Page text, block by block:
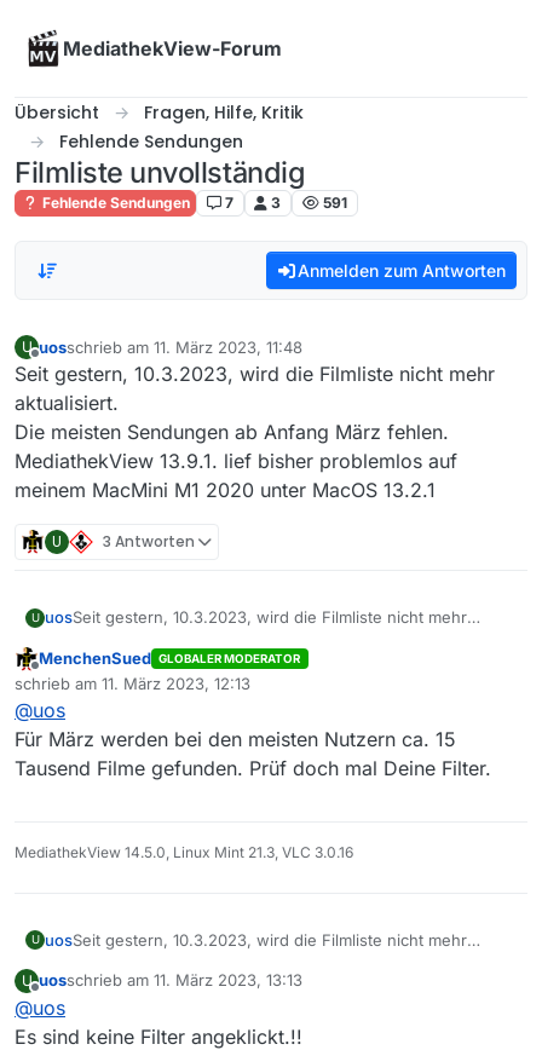
MediathekView-Forum
Übersicht
Fragen, Hilfe, Kritik
Fehlende Sendungen
Filmliste unvollständig
Fehlende Sendungen 7 3 591
Anmelden zum Antworten
U
Offline
uosschrieb am 11. März 2023, 11:48
zuletzt editiert von
Seit gestern, 10.3.2023, wird die Filmliste nicht mehr
aktualisiert.
Die meisten Sendungen ab Anfang März fehlen.
MediathekView 13.9.1. lief bisher problemlos auf
meinem MacMini M1 2020 unter MacOS 13.2.1
U 3 Antworten
U uosSeit gestern, 10.3.2023, wird die Filmliste nicht mehr
Die meisten Sendungen ab Anfang März fehlen.
MediathekView 13.9.1. lief bisher problemlos auf meinem
Offline
MenchenSued GLOBALER MODERATOR
schrieb am 11. März 2023, 12:13
zuletzt editiert von
@uos
Für März werden bei den meisten Nutzern ca. 15
Tausend Filme gefunden. Prüf doch mal Deine Filter.
MediathekView 14.5.0, Linux Mint 21.3, VLC 3.0.16
U uosSeit gestern, 10.3.2023, wird die Filmliste nicht mehr
Die meisten Sendungen ab Anfang März fehlen.
MacMini M1 2020 unter MacOS 13.2.1
U uosschrieb am 11. März 2023, 13:13
zuletzt editiert von
@uos
Es sind keine Filter angeklickt.!!